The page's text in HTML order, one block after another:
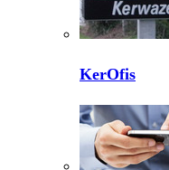
KerOfis